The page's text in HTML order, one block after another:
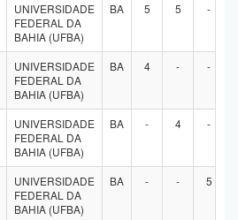
UNIVERSIDADE
FEDERAL DA
BAHIA (UFBA)
BA 5 5 -
UNIVERSIDADE
FEDERAL DA
BAHIA (UFBA)
BA 4 - -
UNIVERSIDADE
FEDERAL DA
BAHIA (UFBA)
BA - 4 -
UNIVERSIDADE
FEDERAL DA
BAHIA (UFBA)
BA - - 5